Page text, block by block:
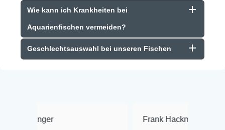
Wie kann ich Krankheiten bei
Aquarienfischen vermeiden?
Geschlechtsauswahl bei unseren Fischen
Frank Hackmayer ★★★★